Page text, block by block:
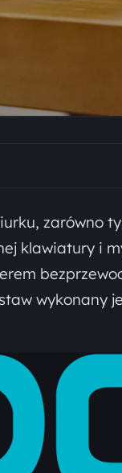
zarówno
klawiatury i
wykonany